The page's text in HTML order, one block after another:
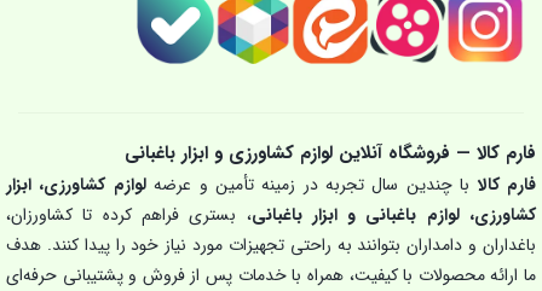
فارم کالا — فروشگاه آنلاین لوازم کشاورزی و ابزار باغبانی
فارم کالا با چندین سال تجربه در زمینه تأمین و عرضهلوازم کشاورزی، ابزار
کشاورزی، لوازم باغبانی و ابزار باغبانی، بستری فراهم کرده تا کشاورزان،
باغداران و دامداران بتوانند به راحتی تجهیزات مورد نیاز خود را پیدا کنند. هدف
ما ارائه محصولات با کیفیت، همراه با خدمات پس از فروش و پشتیبانی حرفه‌ای